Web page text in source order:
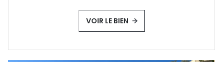
VOIR LE BIEN